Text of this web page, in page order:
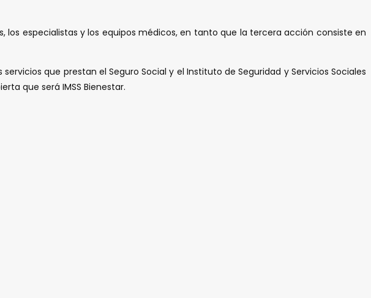
los especialistas y los equipos médicos, en tanto que la tercera acción consiste en
que prestan el Seguro Social y el Instituto de Seguridad y Servicios Sociales
que será IMSS Bienestar.